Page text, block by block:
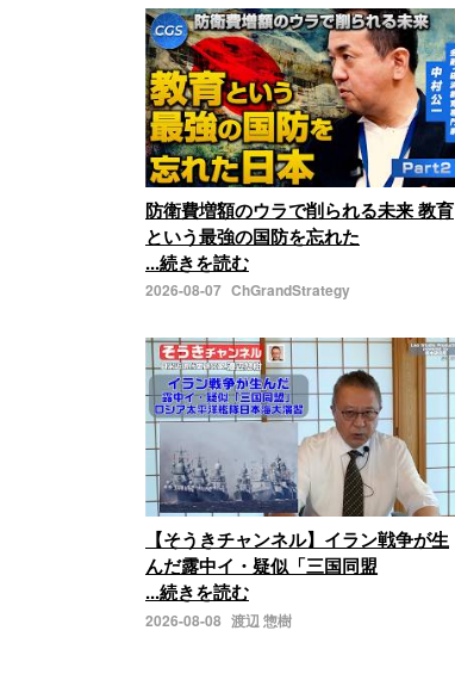
防衛費増額のウラで削られる未来 教育
という最強の国防を忘れた
...続きを読む
2026-08-07 ChGrandStrategy
【そうきチャンネル】イラン戦争が生
んだ露中イ・疑似「三国同盟
...続きを読む
2026-08-08 渡辺 惣樹